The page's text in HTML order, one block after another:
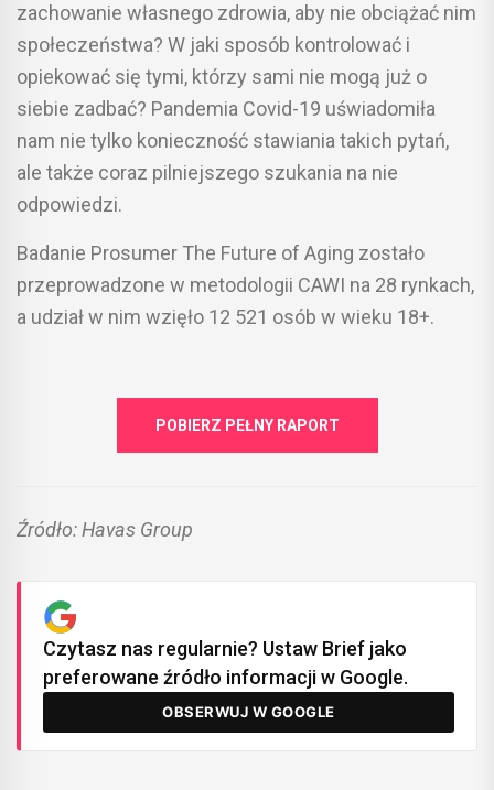
zachowanie własnego zdrowia, aby nie obciążać nim
społeczeństwa? W jaki sposób kontrolować i
opiekować się tymi, którzy sami nie mogą już o
siebie zadbać? Pandemia Covid-19 uświadomiła
nam nie tylko konieczność stawiania takich pytań,
ale także coraz pilniejszego szukania na nie
odpowiedzi.
Badanie Prosumer The Future of Aging zostało
przeprowadzone w metodologii CAWI na 28 rynkach,
a udział w nim wzięło 12 521 osób w wieku 18+.
POBIERZ PEŁNY RAPORT
Źródło: Havas Group
Czytasz nas regularnie? Ustaw Brief jako
preferowane źródło informacji w Google.
OBSERWUJ W GOOGLE